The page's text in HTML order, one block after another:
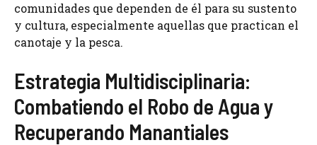
comunidades que dependen de él para su sustento
y cultura, especialmente aquellas que practican el
canotaje y la pesca.
Estrategia Multidisciplinaria:
Combatiendo el Robo de Agua y
Recuperando Manantiales